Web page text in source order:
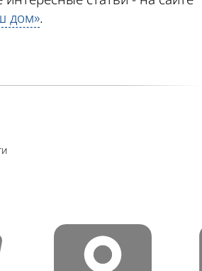
дом».
odnoklassniki